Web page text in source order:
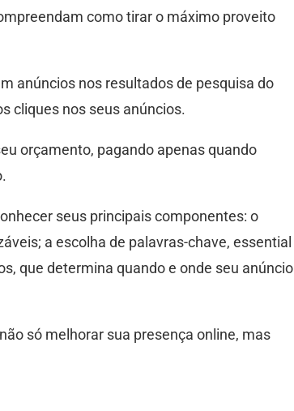
como tirar o máximo proveito
anúncios nos resultados de pesquisa do
cliques nos seus anúncios.
orçamento, pagando apenas quando
seus principais componentes: o
a escolha de palavras-chave, essential
que determina quando e onde seu anúncio
só melhorar sua presença online, mas